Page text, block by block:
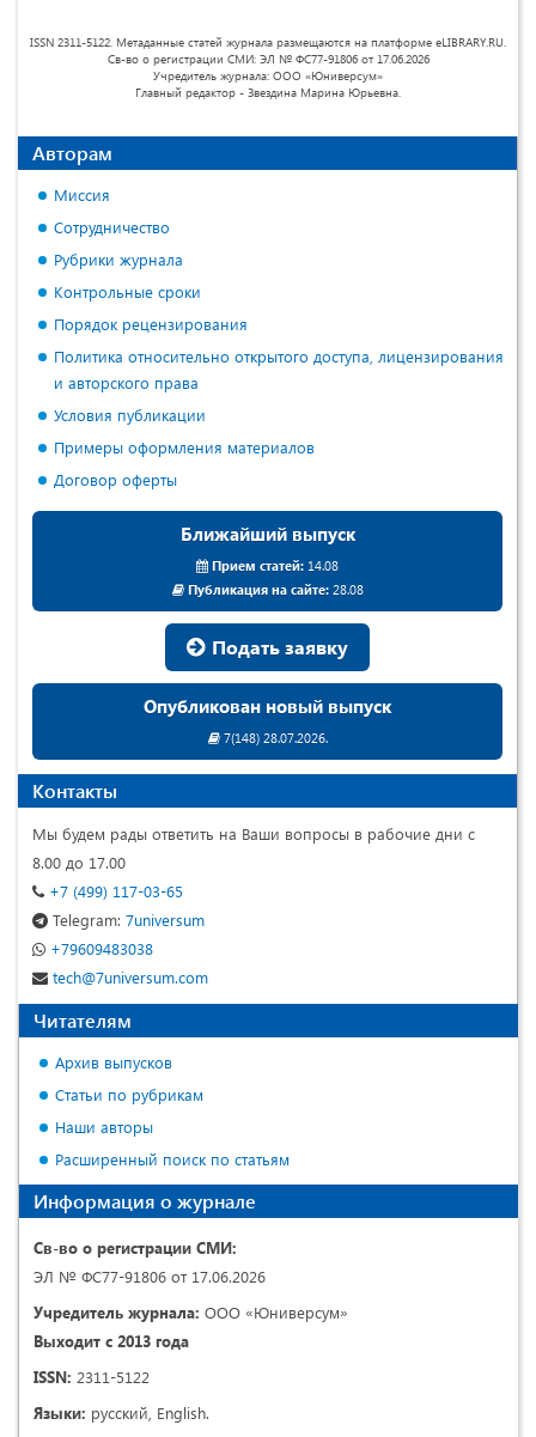
ISSN 2311-5122. Метаданные статей журнала размещаются на платформе eLIBRARY.RU.
Св-во о регистрации СМИ: ЭЛ № ФС77-91806 от 17.06.2026
Учредитель журнала: ООО «Юниверсум»
Главный редактор - Звездина Марина Юрьевна.
Авторам
Миссия
Сотрудничество
Рубрики журнала
Контрольные сроки
Порядок рецензирования
Политика относительно открытого доступа, лицензирования
и авторского права
Условия публикации
Примеры оформления материалов
Договор оферты
Ближайший выпуск
Прием статей: 14.08
Публикация на сайте:28.08
Подать заявку
Опубликован новый выпуск
7(148) 28.07.2026.
Контакты
Мы будем рады ответить на Ваши вопросы в рабочие дни с
8.00 до 17.00
+7 (499) 117-03-65
Telegram: 7universum
+79609483038
tech@7universum.com
Читателям
Архив выпусков
Статьи по рубрикам
Наши авторы
Расширенный поиск по статьям
Информация о журнале
Св-во о регистрации СМИ:
ЭЛ № ФС77-91806 от 17.06.2026
Учредитель журнала: ООО «Юниверсум»
Выходит с 2013 года
ISSN: 2311-5122
Языки: русский, English.